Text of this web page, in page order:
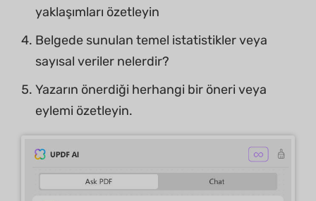
yaklaşımları özetleyin
Belgede sunulan temel istatistikler veya
sayısal veriler nelerdir?
Yazarın önerdiği herhangi bir öneri veya
eylemi özetleyin.